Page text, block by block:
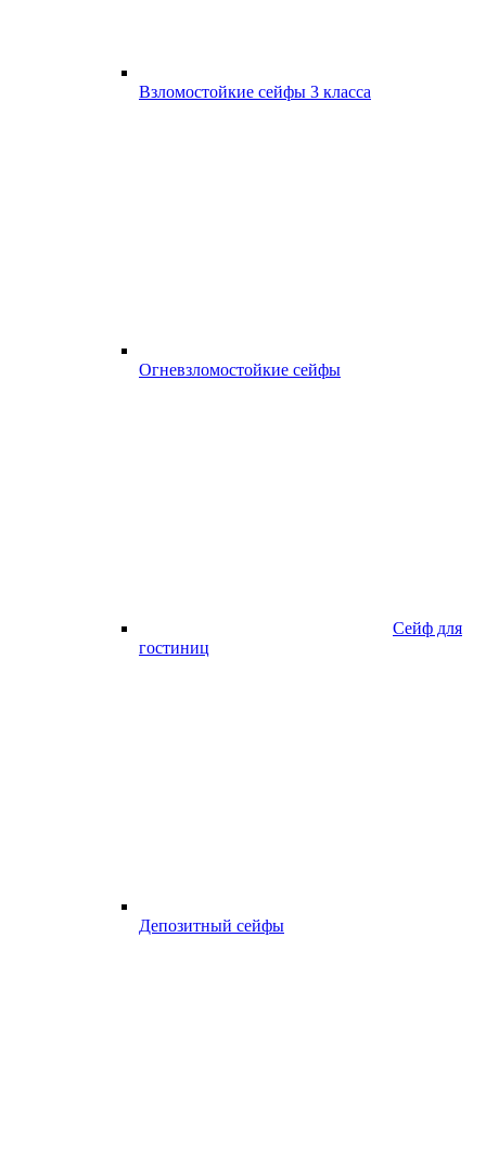
Взломостойкие сейфы 3 класса
Огневзломостойкие сейфы
Сейф для
гостиниц
Депозитный сейфы